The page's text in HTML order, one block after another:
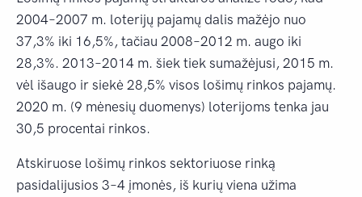
2004–2007 m. loterijų pajamų dalis mažėjo nuo
37,3% iki 16,5%, tačiau 2008–2012 m. augo iki
28,3%. 2013–2014 m. šiek tiek sumažėjusi, 2015 m.
vėl išaugo ir siekė 28,5% visos lošimų rinkos pajamų.
2020 m. (9 mėnesių duomenys) loterijoms tenka jau
30,5 procentai rinkos.
Atskiruose lošimų rinkos sektoriuose rinką
pasidalijusios 3–4 įmonės, iš kurių viena užima